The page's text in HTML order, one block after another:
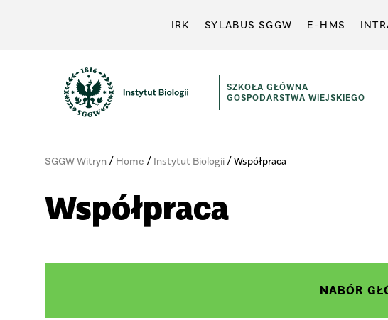
IRK SYLABUS SGGW E-HMS
SZKOŁA GŁÓWNA
GOSPODARSTWA WIEJSKIEGO
SGGW Witryn/ Home / Instytut Biologii/Współpraca
Współpraca
NABÓR